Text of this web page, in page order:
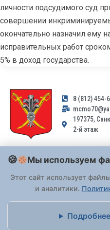
личности подсудимого суд
совершении
окончательно назначил ему
исправительных работ
5% в доход государства.
8 (812) 454-
197375,
2-й этаж
Заявления и обращения
адрес email, не могут быть
Федерального закона от
принимаются только: по почте,
или лично при
Политика
Мы используем
Этот сайт использует
и аналитики.